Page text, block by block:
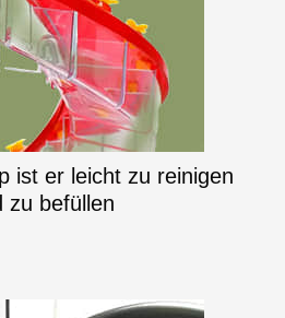
ist er leicht zu reinigen
zu befüllen